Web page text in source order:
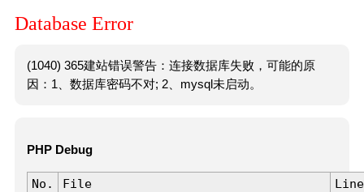
Database Error
(1040) 365建站错误警告：连接数据库失败，可能的原
因：1、数据库密码不对; 2、mysql未启动。
PHP Debug
No. File
Line